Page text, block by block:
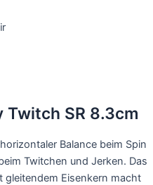
Twitch SR 8.3cm
Balance beim Spin
Twitchen und Jerken. Das
gleitendem Eisenkern macht